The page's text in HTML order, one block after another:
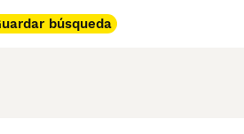
búsqueda